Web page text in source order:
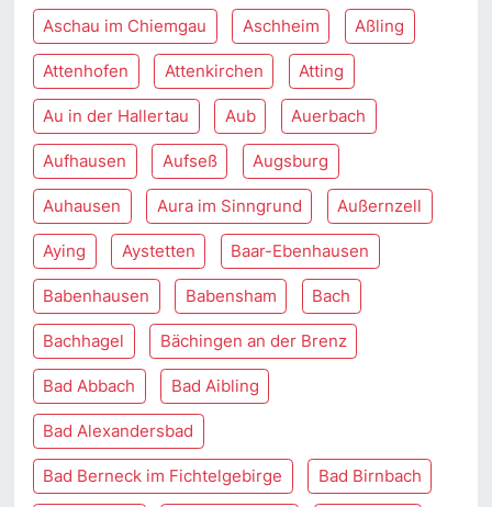
Aschau im Chiemgau Aschheim Aßling
Attenhofen Attenkirchen Atting
Au in der Hallertau Aub Auerbach
Aufhausen Aufseß Augsburg
Auhausen Aura im Sinngrund Außernzell
Aying Aystetten Baar-Ebenhausen
Babenhausen Babensham Bach
Bachhagel Bächingen an der Brenz
Bad Abbach Bad Aibling
Bad Alexandersbad
Bad Berneck im Fichtelgebirge Bad Birnbach